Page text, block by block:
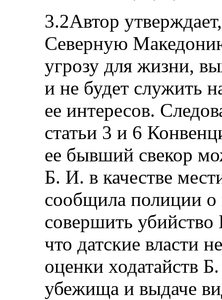
3.2Автор
Северную
угрозу для жизни,
и не будет служить
ее интересов.
статьи 3 и 6
ее бывший свекор
Б. И. в качестве
сообщила полиции
совершить
что датские власти
оценки ходатайств
убежища и выдаче